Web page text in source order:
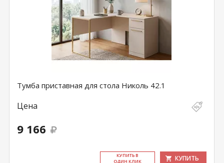
Тумба приставная для стола Николь 42.1
Цена
9 166
КУ­ПИТЬ В
ОДИН КЛИК
КУПИТЬ